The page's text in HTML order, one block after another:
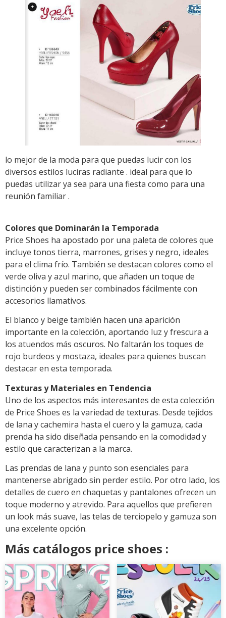
lo mejor de la moda para que puedas lucir con los
diversos estilos luciras radiante . ideal para que lo
puedas utilizar ya sea para una fiesta como para una
reunión familiar .
Colores que Dominarán la Temporada
Price Shoes ha apostado por una paleta de colores que
incluye tonos tierra, marrones, grises y negro, ideales
para el clima frío. También se destacan colores como el
verde oliva y azul marino, que añaden un toque de
distinción y pueden ser combinados fácilmente con
accesorios llamativos.
El blanco y beige también hacen una aparición
importante en la colección, aportando luz y frescura a
los atuendos más oscuros. No faltarán los toques de
rojo burdeos y mostaza, ideales para quienes buscan
destacar en esta temporada.
Texturas y Materiales en Tendencia
Uno de los aspectos más interesantes de esta colección
de Price Shoes es la variedad de texturas. Desde tejidos
de lana y cachemira hasta el cuero y la gamuza, cada
prenda ha sido diseñada pensando en la comodidad y
estilo que caracterizan a la marca.
Las prendas de lana y punto son esenciales para
mantenerse abrigado sin perder estilo. Por otro lado, los
detalles de cuero en chaquetas y pantalones ofrecen un
toque moderno y atrevido. Para aquellos que prefieren
un look más suave, las telas de terciopelo y gamuza son
una excelente opción.
Más catálogos price shoes :